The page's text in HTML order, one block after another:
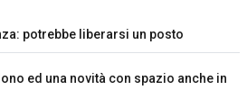
potrebbe liberarsi un posto
ed una novità con spazio anche in